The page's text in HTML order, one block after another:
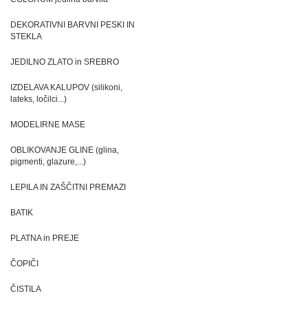
DEKORATIVNI BARVNI PESKI IN
STEKLA
JEDILNO ZLATO in SREBRO
IZDELAVA KALUPOV (silikoni,
lateks, ločilci...)
MODELIRNE MASE
OBLIKOVANJE GLINE (glina,
pigmenti, glazure,...)
LEPILA IN ZAŠČITNI PREMAZI
BATIK
PLATNA in PREJE
ČOPIČI
ČISTILA